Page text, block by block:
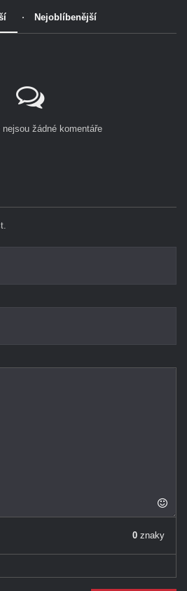
Nejoblíbenější
žádné komentáře
0 znaky